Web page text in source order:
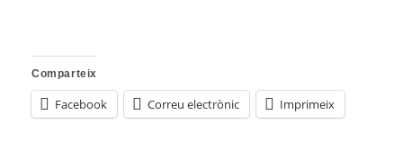
Comparteix
Facebook Correu electrònic Imprimeix